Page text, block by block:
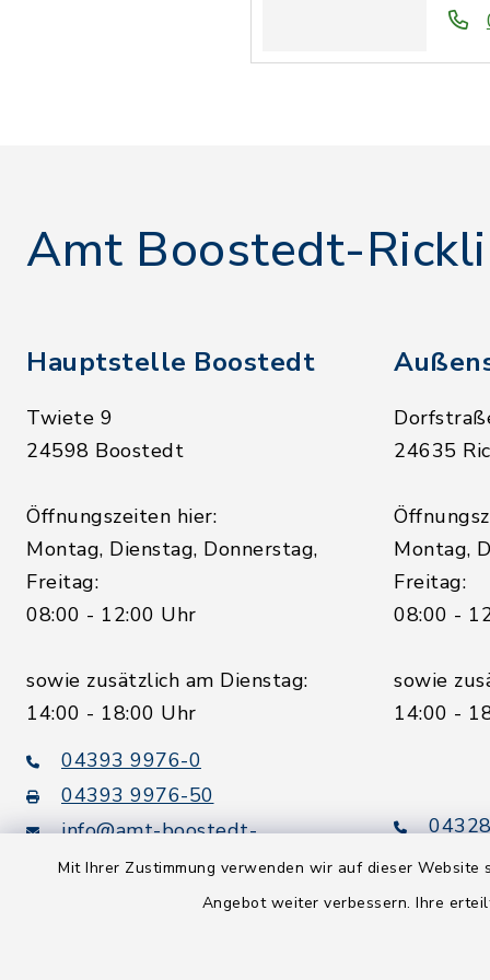
Mit Ihrer Zustimmung verwenden wir auf dieser
Angebot weiter verbessern. Ihre
Amt Boostedt-
Hauptstelle Boostedt
Twiete 9
24598 Boostedt
Öffnungszeiten hier:
Montag, Dienstag, Donnerstag,
Freitag:
08:00 - 12:00 Uhr
sowie zusätzlich am Dienstag:
14:00 - 18:00 Uhr
04393 9976-0
04393 9976-50
info@amt-boostedt-
rickling.de
24635
Montag,
Freitag:
08:00 -
sowie
14:00 -